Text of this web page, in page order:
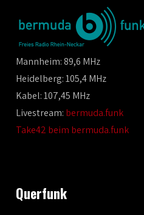
Mannheim: 89,6 MHz
Heidelberg: 105,4 MHz
Kabel: 107,45 MHz
Livestream: bermuda.funk
Take42 beim bermuda.funk
Querfunk